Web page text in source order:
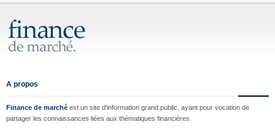
A propos
Finance de marché est un site d'information grand public, ayant pour vocation de
partager les connaissances liées aux thématiques financières.